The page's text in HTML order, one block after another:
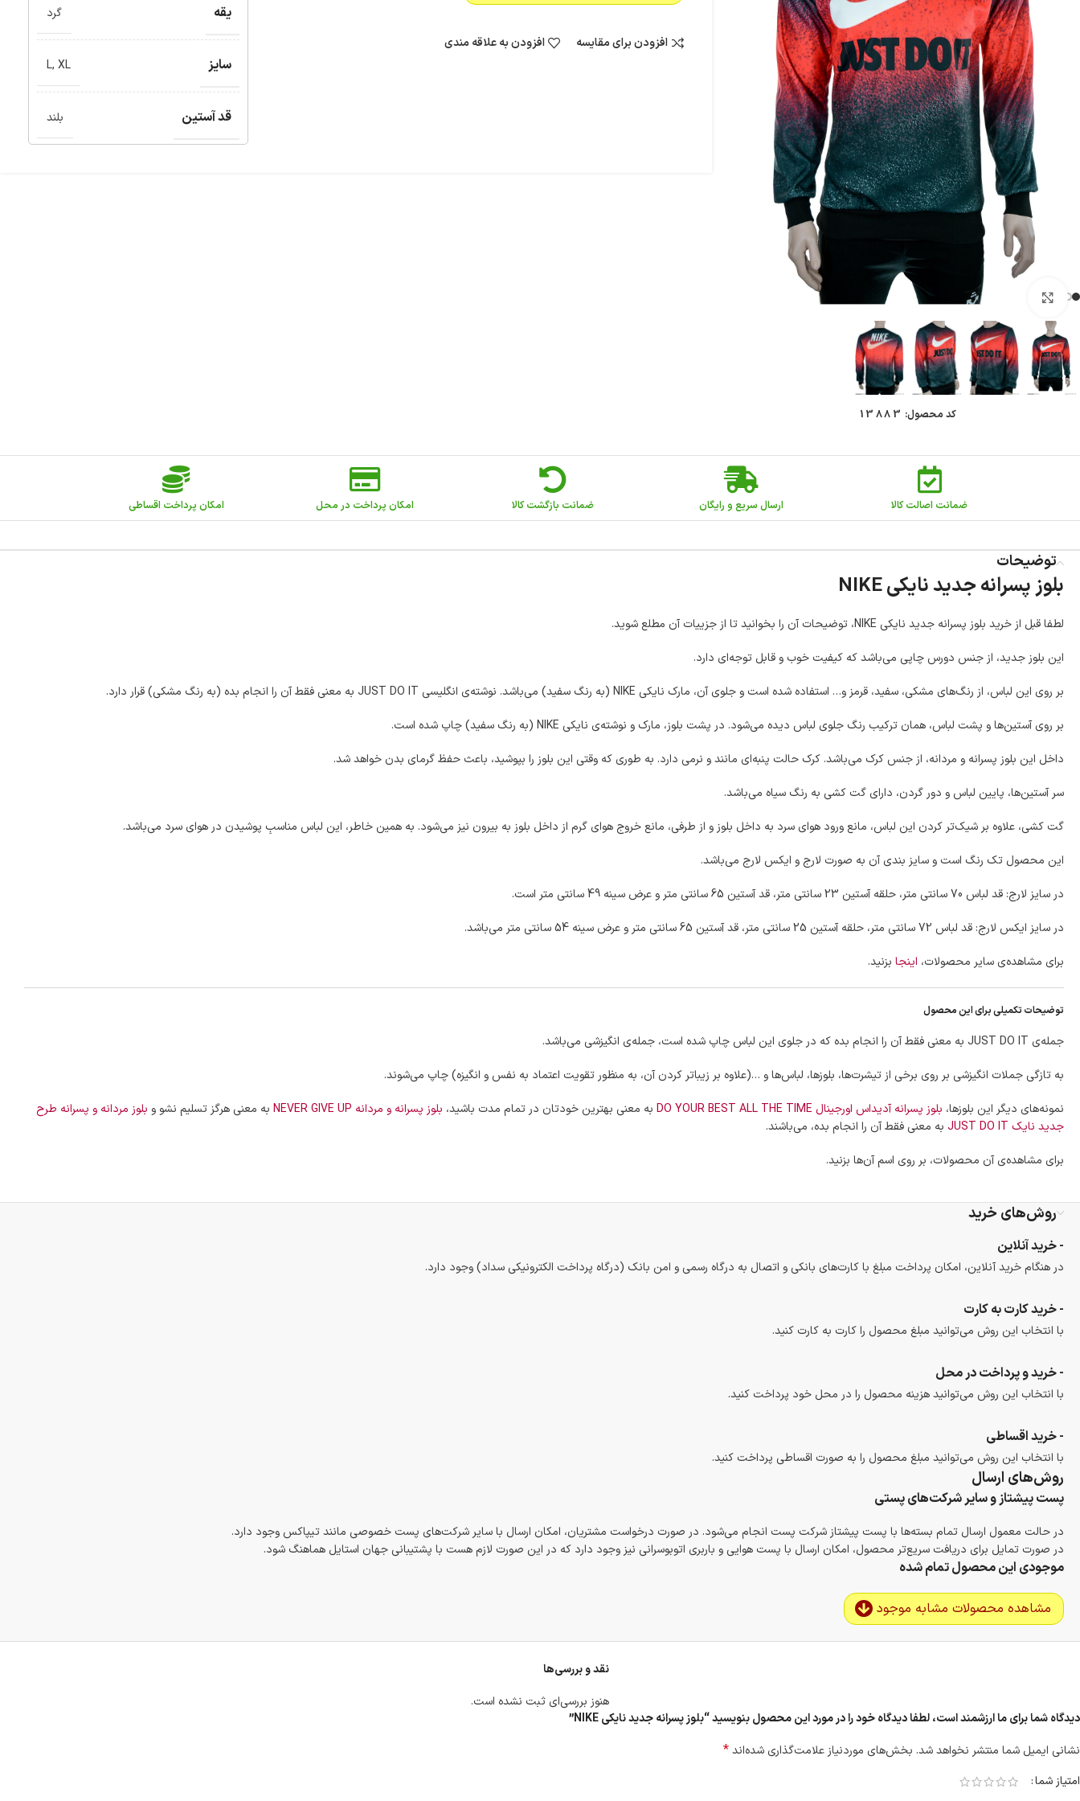
بزرگنمایی تصویر
کد محصول: 13883
یقه گرد
سایز L, XL
قد آستین بلند
افزودن برای مقایسه افزودن به علاقه مندی
ضمانت اصالت کالا ارسال سریع و رایگان ضمانت بازگشت کالا امکان پرداخت در محل امکان پرداخت اقساطی
توضیحات
بلوز پسرانه جدید نایکی NIKE
لطفا قبل از خرید بلوز پسرانه جدید نایکی NIKE، توضیحات آن را بخوانید تا از جزییات آن مطلع شوید.
این بلوز جدید، از جنس دورس چاپی می‌باشد که کیفیت خوب و قابل توجه‌ای دارد.
بر روی این لباس، از رنگ‌های مشکی، سفید، قرمز و… استفاده شده است و جلوی آن، مارک نایکی NIKE (به رنگ سفید) می‌باشد. نوشته‌ی انگلیسی JUST DO IT به معنی فقط آن را انجام بده (به رنگ مشکی) قرار دارد.
بر روی آستین‌ها و پشت لباس، همان ترکیب رنگ جلوی لباس دیده می‌شود. در پشت بلوز، مارک و نوشته‌ی نایکی NIKE (به رنگ سفید) چاپ شده است.
داخل این بلوز پسرانه و مردانه، از جنس کرک می‌باشد. کرک حالت پنبه‌ای مانند و نرمی دارد. به طوری که وقتی این بلوز را بپوشید، باعث حفظ گرمای بدن خواهد شد.
سر آستین‌ها، پایین لباس و دور گردن، دارای گت کشی به رنگ سیاه می‌باشد.
گت کشی، علاوه بر شیک‌تر کردن این لباس، مانع ورود هوای سرد به داخل بلوز و از طرفی، مانع خروج هوای گرم از داخل بلوز به بیرون نیز می‌شود. به همین خاطر، این لباس مناسبِ پوشیدن در هوای سرد می‌باشد.
این محصول تک رنگ است و سایز بندی آن به صورت لارج و ایکس لارج می‌باشد.
در سایز لارج: قد لباس 70 سانتی متر، حلقه آستین 23 سانتی متر، قد آستین 65 سانتی متر و عرض سینه 49 سانتی متر است.
در سایز ایکس لارج: قد لباس 72 سانتی متر، حلقه آستین 25 سانتی متر، قد آستین 65 سانتی متر و عرض سینه 54 سانتی متر می‌باشد.
برای مشاهده‌ی سایر محصولات، اینجا بزنید.
توضیحات تکمیلی برای این محصول
جمله‌ی JUST DO IT به معنی فقط آن را انجام بده که در جلوی این لباس چاپ شده است، جمله‌ی انگیزشی می‌باشد.
به تازگی جملات انگیزشی بر روی برخی از تیشرت‌ها، بلوزها، لباس‌ها و …(علاوه بر زیباتر کردن آن، به منظور تقویت اعتماد به نفس و انگیزه) چاپ می‌شوند.
نمونه‌های دیگر این بلوزها، بلوز پسرانه آدیداس اورجینال DO YOUR BEST ALL THE TIME به معنی بهترین خودتان در تمام مدت باشید، بلوز پسرانه و مردانه NEVER GIVE UP به معنی هرگز تسلیم نشو و بلوز مردانه و پسرانه طرح
جدید نایک JUST DO IT
به معنی فقط آن را انجام بده، می‌باشند.
برای مشاهده‌ی آن محصولات، بر روی اسم آن‌ها بزنید.
روش‌های خرید
- خرید آنلاین
در هنگام خرید آنلاین، امکان پرداخت مبلغ با کارت‌های بانکی و اتصال به درگاه رسمی و امن بانک (درگاه پرداخت الکترونیکی سداد) وجود دارد.
- خرید کارت به کارت
با انتخاب این روش می‌توانید مبلغ محصول را کارت به کارت کنید.
- خرید و پرداخت در محل
با انتخاب این روش می‌توانید هزینه محصول را در محل خود پرداخت کنید.
- خرید اقساطی
با انتخاب این روش می‌توانید مبلغ محصول را به صورت اقساطی پرداخت کنید.
روش‌های ارسال
پست پیشتاز و سایر شرکت‌های پستی
در حالت معمول ارسال تمام بسته‌ها با پست پیشتاز شرکت پست انجام می‌شود. در صورت درخواست مشتریان، امکان ارسال با سایر شرکت‌های پست خصوصی مانند تیپاکس وجود دارد.
در صورت تمایل برای دریافت سریع‌تر محصول، امکان ارسال با پست هوایی و باربری اتوبوسرانی نیز وجود دارد که در این صورت لازم هست با پشتیبانی جهان استایل هماهنگ شود.
موجودی این محصول تمام شده
مشاهده محصولات مشابه موجود
نقد و بررسی‌ها
هنوز بررسی‌ای ثبت نشده است.
دیدگاه شما برای ما ارزشمند است، لطفا دیدگاه خود را در مورد این محصول بنویسید “بلوز پسرانه جدید نایکی NIKE”
نشانی ایمیل شما منتشر نخواهد شد. بخش‌های موردنیاز علامت‌گذاری شده‌اند*
امتیاز شما